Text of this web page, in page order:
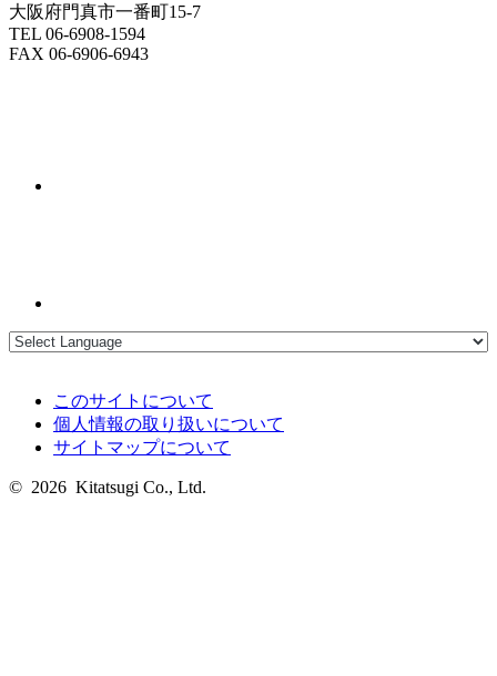
大阪府門真市一番町15-7
TEL 06-6908-1594
FAX 06-6906-6943
このサイトについて
個人情報の取り扱いについて
サイトマップについて
© 2026 Kitatsugi Co., Ltd.